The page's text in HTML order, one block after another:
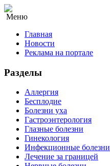
Меню
Главная
Новости
Реклама на портале
Разделы
Аллергия
Бесплодие
Болезни уха
Гастроэнтерология
Глазные болезни
Гинекология
Инфекционные болезни
Лечение за границей